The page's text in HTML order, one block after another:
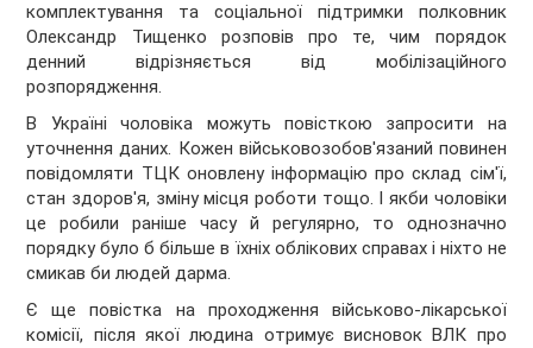
комплектування та соціальної підтримки полковник
Олександр Тищенко розповів про те, чим порядок
денний відрізняється від мобілізаційного
розпорядження.
В Україні чоловіка можуть повісткою запросити на
уточнення даних. Кожен військовозобов'язаний повинен
повідомляти ТЦК оновлену інформацію про склад сім'ї,
стан здоров'я, зміну місця роботи тощо. І якби чоловіки
це робили раніше часу й регулярно, то однозначно
порядку було б більше в їхніх облікових справах і ніхто не
смикав би людей дарма.
Є ще повістка на проходження військово-лікарської
комісії, після якої людина отримує висновок ВЛК про